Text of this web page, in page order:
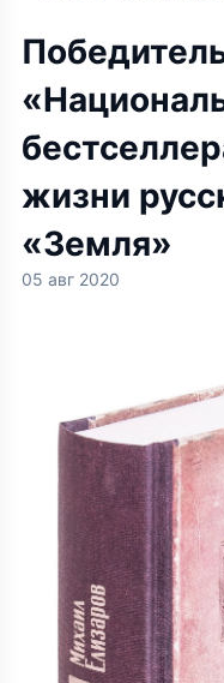
жизни
«Земля»
05 авг 2020